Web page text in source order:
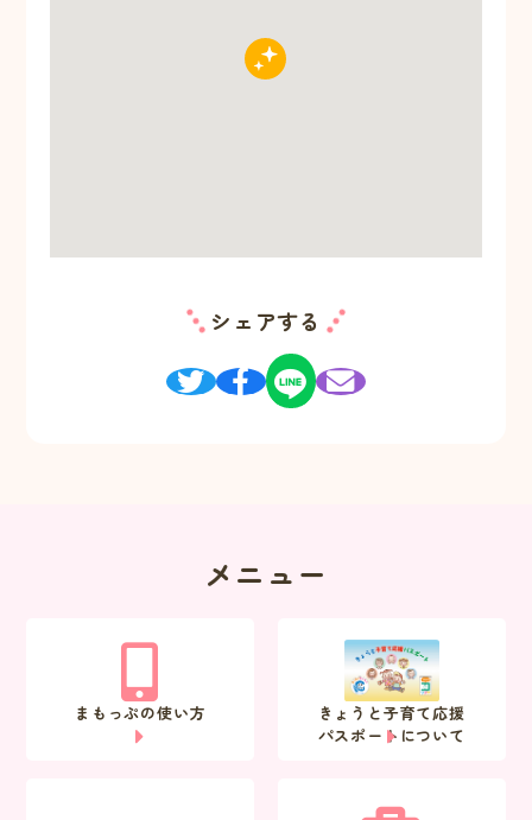
シェアする
メニュー
まもっぷの使い方
きょうと子育て応援
パスポートについて